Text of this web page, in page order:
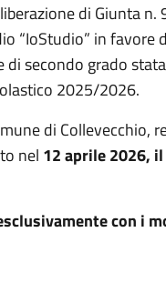
di Giunta
“IoStudio” in
secondo grado
2025/2026.
di Collevecchio,
nel 12 aprile 2026,
con i